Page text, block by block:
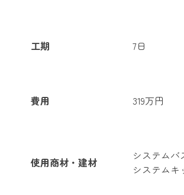
工期 7日
費用 319万円
使用商材・建材
システム
システムキ